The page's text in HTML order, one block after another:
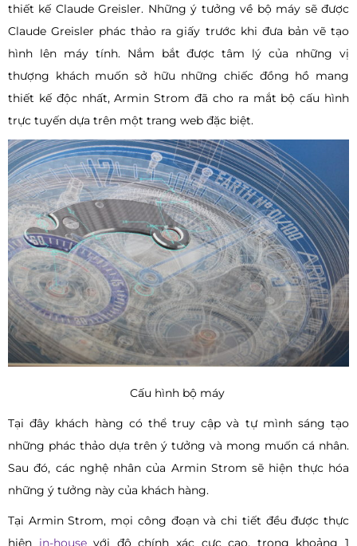
thiết kế Claude Greisler. Những ý tưởng về bộ máy sẽ được
Claude Greisler phác thảo ra giấy trước khi đưa bản vẽ tạo
hình lên máy tính. Nắm bắt được tâm lý của những vị
thượng khách muốn sở hữu những chiếc đồng hồ mang
thiết kế độc nhất, Armin Strom đã cho ra mắt bộ cấu hình
trực tuyến dựa trên một trang web đặc biệt.
Cấu hình bộ máy
Tại đây khách hàng có thể truy cập và tự mình sáng tạo
những phác thảo dựa trên ý tưởng và mong muốn cá nhân.
Sau đó, các nghệ nhân của Armin Strom sẽ hiện thực hóa
những ý tưởng này của khách hàng.
Tại Armin Strom, mọi công đoạn và chi tiết đều được thực
hiện in-housevới độ chính xác cực cao, trong khoảng 1